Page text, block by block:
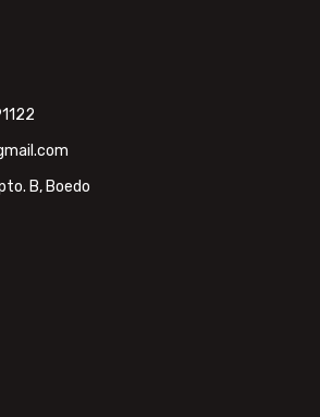
B, Boedo